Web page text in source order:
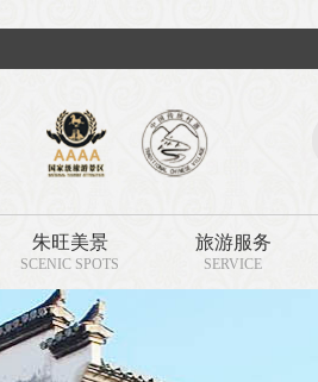
朱旺美景
SCENIC SPOTS
旅游服务
SERVICE